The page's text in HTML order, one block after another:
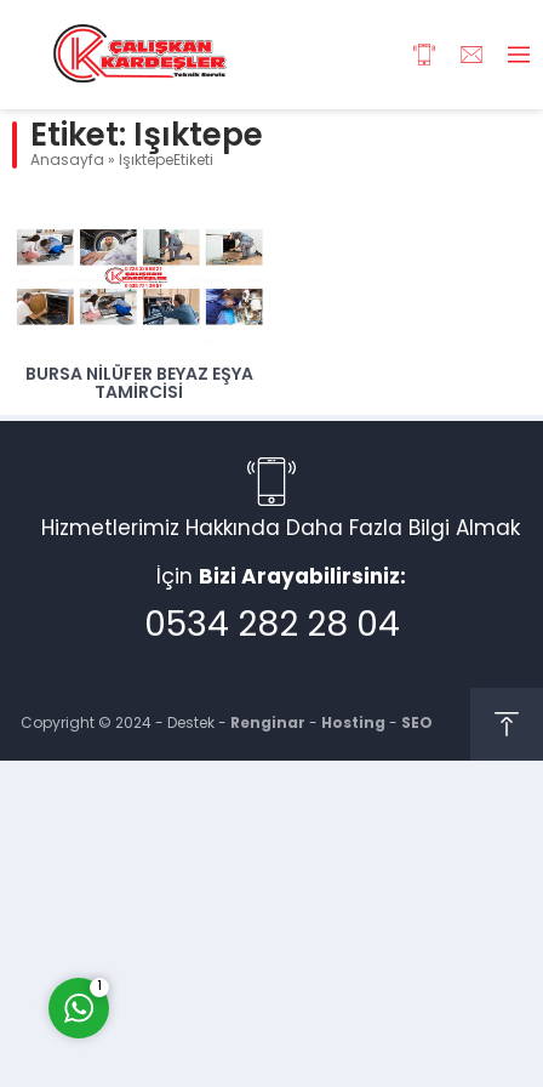
Etiket: Işıktepe
Anasayfa » IşıktepeEtiketi
BURSA NILÜFER BEYAZ EŞYA
TAMIRCISI
Hizmetlerimiz Hakkında Daha Fazla Bilgi Almak
İçin Bizi Arayabilirsiniz:
0534 282 28 04
Copyright © 2024 - Destek - Renginar - Hosting - SEO